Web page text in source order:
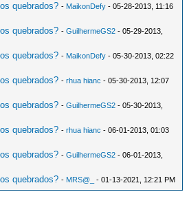
quebrados? - MaikonDefy - 05-28-2013, 11:16
quebrados? -GuilhermeGS2 - 05-29-2013,
quebrados? - MaikonDefy - 05-30-2013, 02:22
quebrados? -rhua hianc - 05-30-2013, 12:07
quebrados? -GuilhermeGS2 - 05-30-2013,
quebrados? -rhua hianc - 06-01-2013, 01:03
quebrados? -GuilhermeGS2 - 06-01-2013,
quebrados? - MRS@_ - 01-13-2021, 12:21 PM